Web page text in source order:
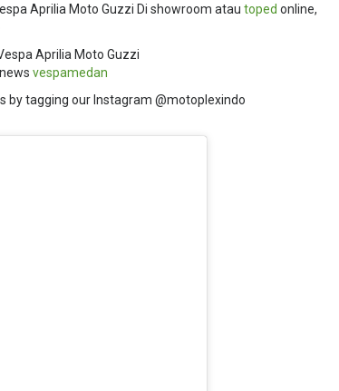
Aprilia Moto Guzzi Di showroom atau toped online,
Aprilia Moto Guzzi
vespamedan
by tagging our Instagram @motoplexindo